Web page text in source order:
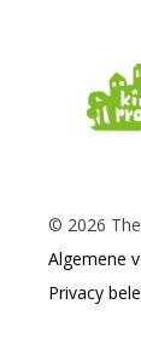
© 2026
Algemene
Privacy